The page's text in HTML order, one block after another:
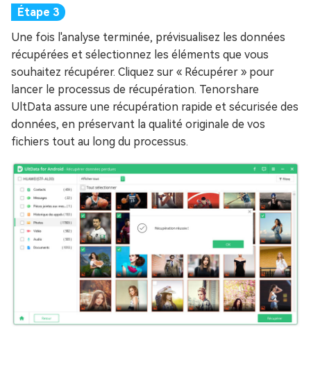
Une fois l'analyse terminée, prévisualisez les données
récupérées et sélectionnez les éléments que vous
souhaitez récupérer. Cliquez sur « Récupérer » pour
lancer le processus de récupération. Tenorshare
UltData assure une récupération rapide et sécurisée des
données, en préservant la qualité originale de vos
fichiers tout au long du processus.